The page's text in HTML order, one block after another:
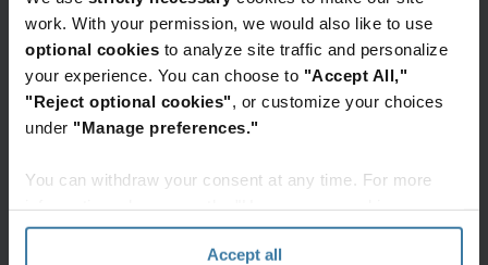
work. With your permission, we would also like to use
optional cookies to analyze site traffic and personalize
your experience. You can choose to "Accept All,"
"Reject optional cookies" , or customize your choices
under "Manage preferences."
You can withdraw your consent at any time. For more
section" of ourPrivacy Policy.
Accept all
Déverrouiller
Explorer
informations clés
Les tableaux de bord offrent un
affichage visuel des données et des
mesures, pour des informations de
la plus grande pertinence.